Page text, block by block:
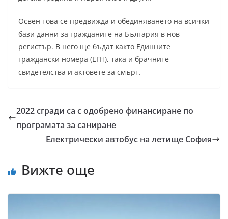
Освен това се предвижда и обединяването на всички
бази данни за гражданите на България в нов
регистър. В него ще бъдат както Единните
граждански номера (ЕГН), така и брачните
свидетелства и актовете за смърт.
2022 сгради са с одобрено финансиране по
програмата за саниране
Електрически автобус на летище София
Вижте още